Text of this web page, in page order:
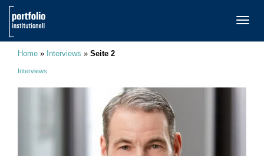
Home » Interviews » Seite 2
Interviews